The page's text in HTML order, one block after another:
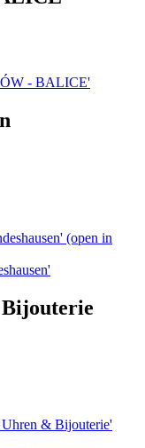
- BALICE'
(open in
& Bijouterie'